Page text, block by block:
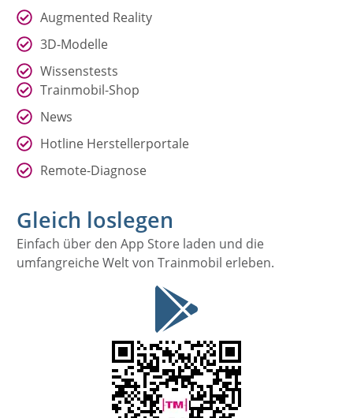
Augmented Reality
3D-Modelle
Wissenstests
Trainmobil-Shop
News
Hotline Herstellerportale
Remote-Diagnose
Gleich loslegen
Einfach über den App Store laden und die
umfangreiche Welt von Trainmobil erleben.